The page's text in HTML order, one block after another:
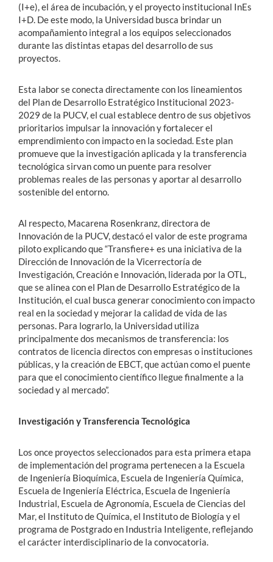
(I+e), el área de incubación, y el proyecto institucional InEs
I+D De este modo, la Universidad busca brindar un
acompañamiento integral a los equipos seleccionados
durante las distintas etapas del desarrollo de sus
proyectos
Esta labor se conecta directamente con los lineamientos
del Plan de Desarrollo Estratégico Institucional 2023-
2029 de la PUCV, el cual establece dentro de sus objetivos
prioritarios impulsar la innovación y fortalecer el
emprendimiento con impacto en la sociedad Este plan
promueve que la investigación aplicada y la transferencia
tecnológica sirvan como un puente para resolver
problemas reales de las personas y aportar al desarrollo
sostenible del entorno
Al respecto, Macarena Rosenkranz, directora de
Innovación de la PUCV, destacó el valor de este programa
piloto explicando que“Transfiere+ es una iniciativa de la
Dirección de Innovación de la Vicerrectoría de
Investigación, Creación e Innovación, liderada por la OTL,
que se alinea con el Plan de Desarrollo Estratégico de la
Institución, el cual busca generar conocimiento con impacto
real en la sociedad y mejorar la calidad de vida de las
personas. Para lograrlo, la Universidad utiliza
principalmente dos mecanismos de transferencia: los
contratos de licencia directos con empresas o instituciones
públicas, y la creación de EBCT, que actúan como el puente
para que el conocimiento científico llegue finalmente a la
sociedad y al mercado”.
Investigación y Transferencia Tecnológica
Los once proyectos seleccionados para esta primera etapa
de implementación del programa pertenecen a la Escuela
de Ingeniería Bioquímica, Escuela de Ingeniería Química,
Escuela de Ingeniería Eléctrica, Escuela de Ingeniería
Industrial, Escuela de Agronomía, Escuela de Ciencias del
Mar, el Instituto de Química, el Instituto de Biología y el
programa de Postgrado en Industria Inteligente, reflejando
el carácter interdisciplinario de la convocatoria.